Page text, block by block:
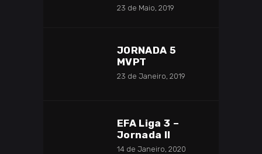
23 de Maio, 2019
JORNADA 5
MVPT
23 de Janeiro, 2019
EFA Liga 3 –
Jornada II
14 de Janeiro, 2020